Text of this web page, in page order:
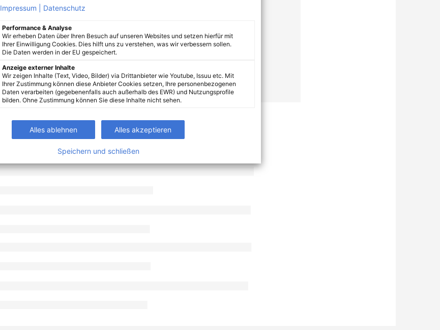
Impressum | Datenschutz
Performance & Analyse
Wir erheben Daten über Ihren Besuch auf unseren Websites und setzen hierfür mit
Ihrer Einwilligung Cookies. Dies hilft uns zu verstehen, was wir verbessern sollen.
Die Daten werden in der EU gespeichert.
Anzeige externer Inhalte
Wir zeigen Inhalte (Text, Video, Bilder) via Drittanbieter wie Youtube, Issuu etc. Mit
Ihrer Zustimmung können diese Anbieter Cookies setzen, Ihre personenbezogenen
Daten verarbeiten (gegebenenfalls auch außerhalb des EWR) und Nutzungsprofile
bilden. Ohne Zustimmung können Sie diese Inhalte nicht sehen.
Alles ablehnen Alles akzeptieren
Speichern und schließen